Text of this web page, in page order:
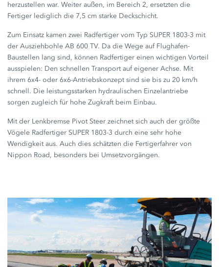
herzustellen war. Weiter außen, im Bereich 2, ersetzten die
Fertiger lediglich die 7,5 cm starke Deckschicht.
Zum Einsatz kamen zwei Radfertiger vom Typ SUPER 1803-3 mit
der AusziehbohleAB 600 TV. Da die Wege auf Flughafen-
Baustellen lang sind, können Radfertiger einen wichtigen Vorteil
ausspielen: Den schnellen Transport auf eigener Achse. Mit
ihrem 6x4- oder 6x6-Antriebskonzept sind sie bis zu20 km/h
schnell. Die leistungsstarken hydraulischen Einzelantriebe
sorgen zugleich für hohe Zugkraft beim Einbau.
Mit der Lenkbremse Pivot Steer zeichnet sich auch der größte
Vögele Radfertiger SUPER 1803-3 durch eine sehr hohe
Wendigkeit aus. Auch dies schätzten die Fertigerfahrer von
Nippon Road, besonders bei Umsetzvorgängen.